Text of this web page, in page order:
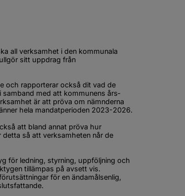
all verksamhet i den kommunala
sitt uppdrag från
och rapporterar också dit vad de
samband med att kommunens års­
är att pröva om nämnderna
hela mandatperioden 2023-2026.
att bland annat pröva hur
så att verksam­heten når de
för ledning, styrning, uppföljning och
tillämpas på avsett vis.
för en ändamåls­enlig,